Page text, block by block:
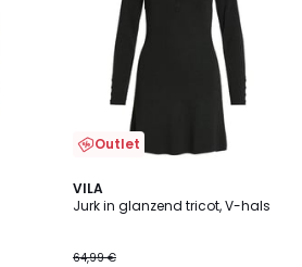
Outlet
VILA
Jurk in glanzend tricot, V-hals
64,99 €